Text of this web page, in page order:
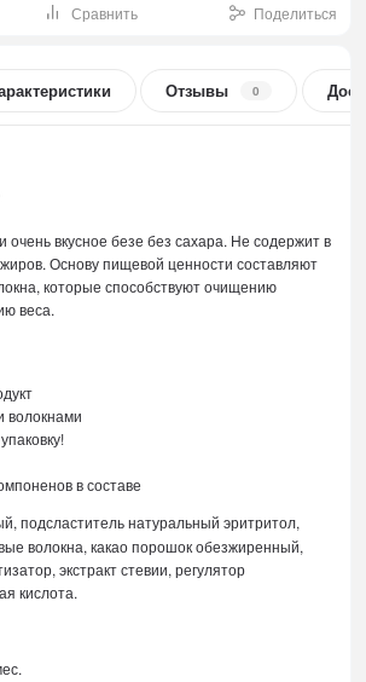
Сравнить Поделиться
Отзывы 0
вкусное безе без сахара. Не содержит в
жиров. Основу пищевой ценности составляют
которые способствуют очищению
веса.
в составе
подсластитель натуральный эритритол,
волокна, какао порошок обезжиренный,
экстракт стевии, регулятор
кислота.